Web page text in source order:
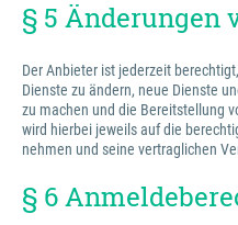
§ 5 Änderungen
Der Anbieter ist jederzeit
Dienste zu ändern, neue Dienste
zu machen und die Bereitstellung
wird hierbei jeweils auf die
nehmen und seine vertraglichen
§ 6